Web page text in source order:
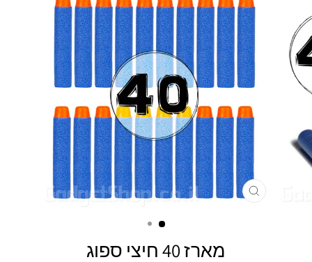
מארז 40 חיצי ספוג
סגירה